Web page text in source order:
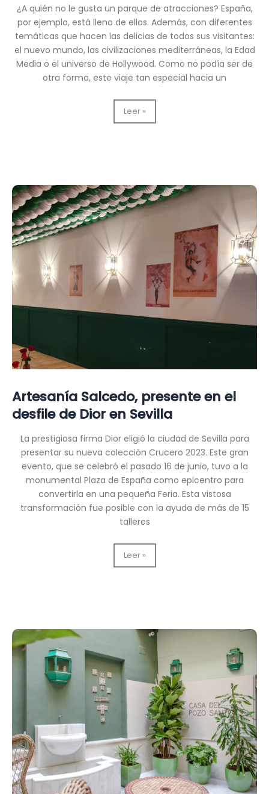
¿A quién no le gusta un parque de atracciones? España,
por ejemplo, está lleno de ellos. Además, con diferentes
temáticas que hacen las delicias de todos sus visitantes:
el nuevo mundo, las civilizaciones mediterráneas, la Edad
Media o el universo de Hollywood. Como no podía ser de
otra forma, este viaje tan especial hacia un
La
decoración
la
Warner
de
Madrid
Leer »
Artesanía Salcedo, presente en el
desfile de Dior en Sevilla
La prestigiosa firma Dior eligió la ciudad de Sevilla para
presentar su nueva colección Crucero 2023. Este gran
evento, que se celebró el pasado 16 de junio, tuvo a la
monumental Plaza de España como epicentro para
convertirla en una pequeña Feria. Esta vistosa
transformación fue posible con la ayuda de más de 15
talleres
Artesanía
Salcedo,
de
Dior
Sevilla
Leer »